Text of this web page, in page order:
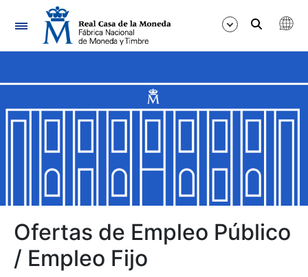
Navegación
Mostrar/Ocultar
Mostrar/Ocultar
Mostrar/Ocultar
Mostrar/Ocultar
Ofertas de Empleo Público
/ Empleo Fijo